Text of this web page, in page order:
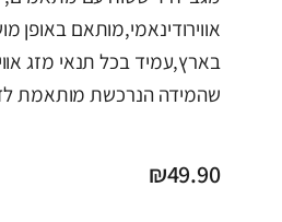
בארץ,עמיד בכל תנאי מזג
שהמידה הנרכשת מותאמת
₪49.90